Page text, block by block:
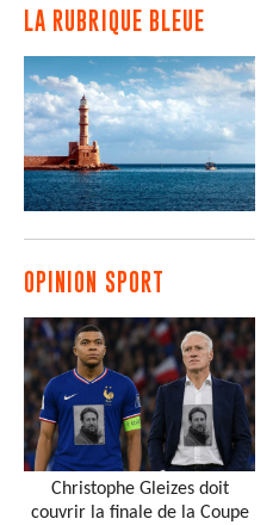
LA RUBRIQUE BLEUE
OPINION SPORT
Christophe Gleizes doit
couvrir la finale de la Coupe